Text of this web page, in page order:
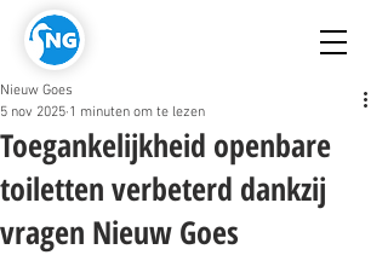
Toegankelijkheid openbare
toiletten verbeterd dankzij
vragen Nieuw Goes
Nieuw Goes
5 nov 2025 1 minuten om te lezen